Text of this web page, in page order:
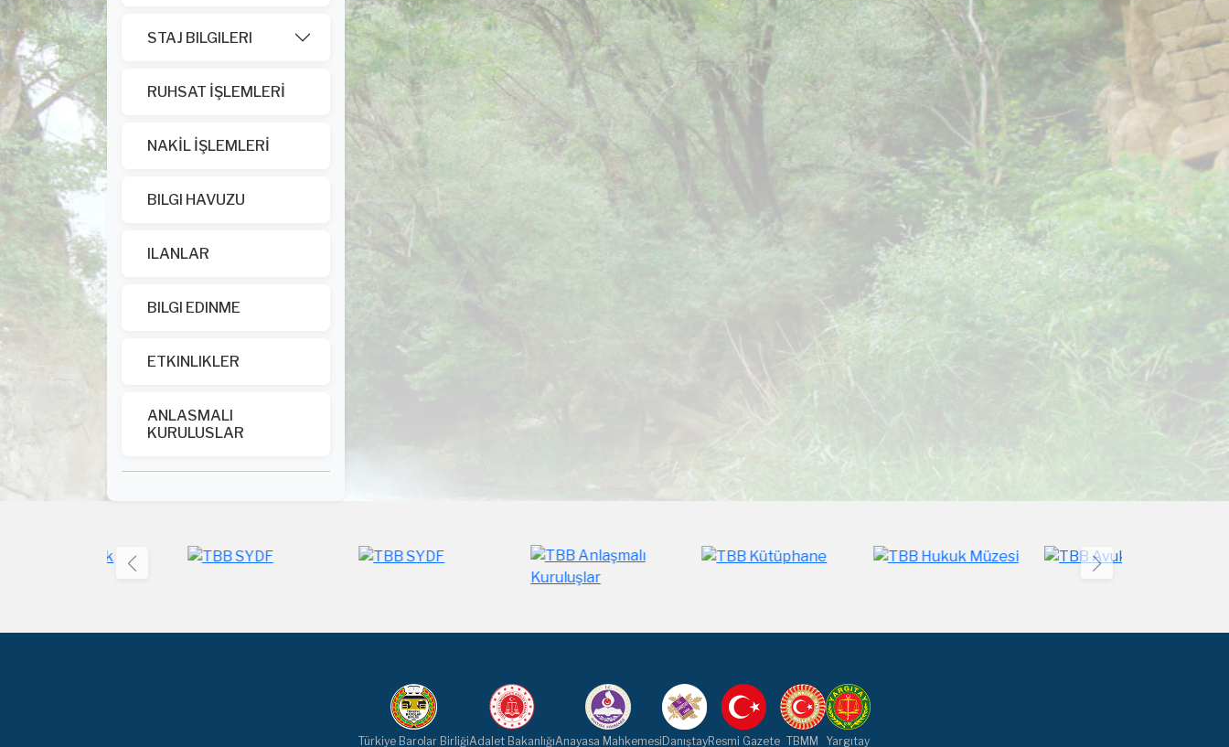
STAJ BILGILERI
RUHSAT İŞLEMLERİ
NAKİL İŞLEMLERİ
BILGI HAVUZU
ILANLAR
BILGI EDINME
ETKINLIKLER
ANLASMALI
KURULUSLAR
Türkiye Barolar BirliğiAdalet BakanlığıAnayasa Mahkemesi DanıştayResmi Gazete TBMM Yargıtay